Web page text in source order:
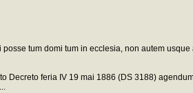
tum domi tum in ecclesia, non autem
feria IV 19 mai 1886 (DS 3188)